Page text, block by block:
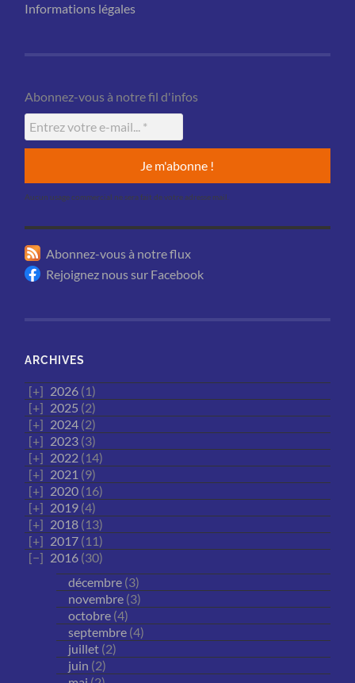
Informations légales
Abonnez-vous à notre fil d'infos
Aucun usage commercial ne sera fait de votre adresse mail.
Abonnez-vous à notre flux
Rejoignez nous sur Facebook
ARCHIVES
2026 (1)
2025 (2)
2024 (2)
2023 (3)
2022 (14)
2021 (9)
2020 (16)
2019 (4)
2018 (13)
2017 (11)
2016 (30)
décembre (3)
novembre (3)
octobre (4)
septembre (4)
juillet (2)
juin (2)